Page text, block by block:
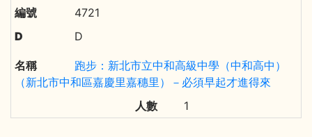
4721
D
跑步：新北市立中和高級中學（中和高中）
（新北市中和區嘉慶里嘉穗里）－必須早起才進得來
1